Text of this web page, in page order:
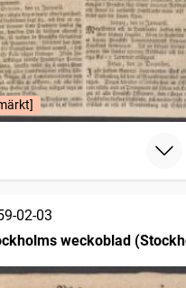
02-03
weckoblad